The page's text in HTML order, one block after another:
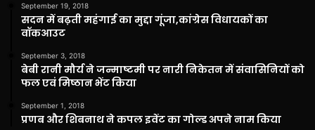
September 19, 2018
सदन में बढ़ती महंगाई का मुद्दा गूंजा,कांग्रेस विधायकों का
वॉकआउट
September 3, 2018
बेबी रानी मौर्य ने जन्माष्टमी पर नारी निकेतन में संवासिनियों को
फल एवं मिष्ठान भेंट किया
September 1, 2018
प्रणब और शिबनाथ ने कपल इवेंट का गोल्ड अपने नाम किया